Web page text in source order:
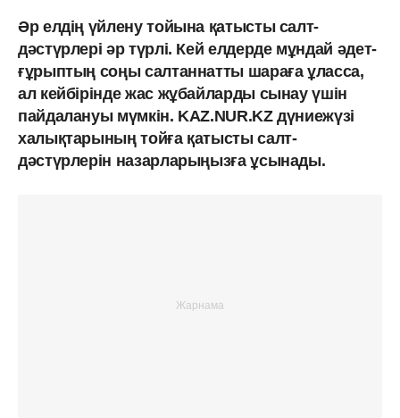
Әр елдің үйлену тойына қатысты салт-
дәстүрлері әр түрлі. Кей елдерде мұндай әдет-
ғұрыптың соңы салтаннатты шараға ұласса,
ал кейбірінде жас жұбайларды сынау үшін
пайдалануы мүмкін. KAZ.NUR.KZ дүниежүзі
халықтарының тойға қатысты салт-
дәстүрлерін назарларыңызға ұсынады.